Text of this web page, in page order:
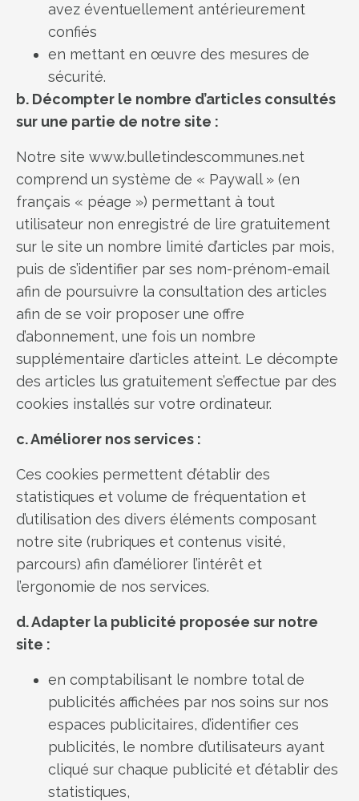
avez éventuellement antérieurement
confiés
en mettant en œuvre des mesures de
sécurité.
b. Décompter le nombre d’articles consultés
sur une partie de notre site :
Notre site www.bulletindescommunes.net
comprend un système de « Paywall » (en
français « péage ») permettant à tout
utilisateur non enregistré de lire gratuitement
sur le site un nombre limité d’articles par mois,
puis de s’identifier par ses nom-prénom-email
afin de poursuivre la consultation des articles
afin de se voir proposer une offre
d’abonnement, une fois un nombre
supplémentaire d’articles atteint. Le décompte
des articles lus gratuitement s’effectue par des
cookies installés sur votre ordinateur.
c. Améliorer nos services :
Ces cookies permettent d’établir des
statistiques et volume de fréquentation et
d’utilisation des divers éléments composant
notre site (rubriques et contenus visité,
parcours) afin d’améliorer l’intérêt et
l’ergonomie de nos services.
d. Adapter la publicité proposée sur notre
site :
en comptabilisant le nombre total de
publicités affichées par nos soins sur nos
espaces publicitaires, d’identifier ces
publicités, le nombre d’utilisateurs ayant
cliqué sur chaque publicité et d’établir des
statistiques,